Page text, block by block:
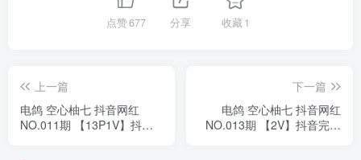
点赞677 分享 收藏1
上一篇
电鸽 空心柚七 抖音网红
NO.011期 【13P1V】抖音
下一篇
电鸽 空心柚七 抖音网红
NO.013期 【2V】抖音完整